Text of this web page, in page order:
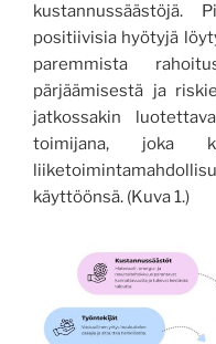
kustannussäästöjä.
positiivisia hyötyjä
paremmista
pärjäämisestä ja
jatkossakin
toimijana, joka
käyttöönsä. (Kuva 1.)